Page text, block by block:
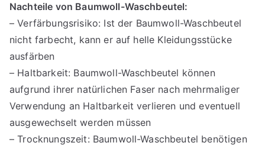
Nachteile von Baumwoll-Waschbeutel:
– Verfärbungsrisiko: Ist der Baumwoll-Waschbeutel
nicht farbecht, kann er auf helle Kleidungsstücke
ausfärben
– Haltbarkeit: Baumwoll-Waschbeutel können
aufgrund ihrer natürlichen Faser nach mehrmaliger
Verwendung an Haltbarkeit verlieren und eventuell
ausgewechselt werden müssen
– Trocknungszeit: Baumwoll-Waschbeutel benötigen